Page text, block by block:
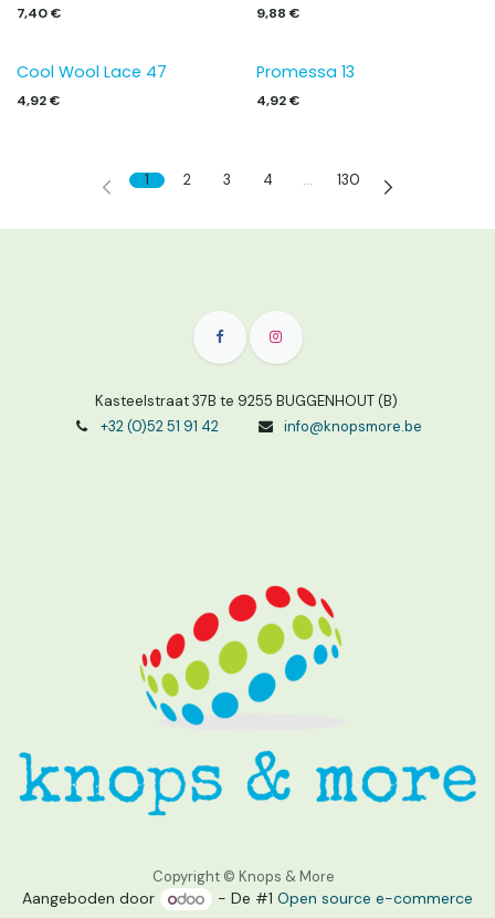
7,40€ 9,88 €
Cool Wool Lace 47
4,92€
Promessa 13
4,92€
1 2 3 4 … 130
Kasteelstraat 37B te 9255 BUGGENHOUT (B)
+32 (0)52 51 91 42
info@knopsmore.be
Copyright © Knops & More
Aangeboden door - De #1 Open source e-commerce